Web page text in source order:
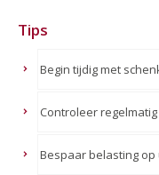
Tips
Begin tijdig met
Controleer
Bespaar belasting op